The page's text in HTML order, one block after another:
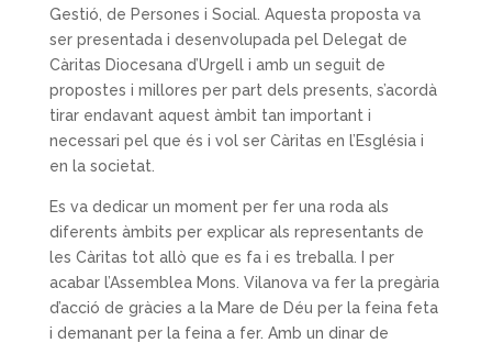
Gestió, de Persones i Social. Aquesta proposta va
ser presentada i desenvolupada pel Delegat de
Càritas Diocesana d’Urgell i amb un seguit de
propostes i millores per part dels presents, s’acordà
tirar endavant aquest àmbit tan important i
necessari pel que és i vol ser Càritas en l’Església i
en la societat.
Es va dedicar un moment per fer una roda als
diferents àmbits per explicar als representants de
les Càritas tot allò que es fa i es treballa. I per
acabar l’Assemblea Mons. Vilanova va fer la pregària
d’acció de gràcies a la Mare de Déu per la feina feta
i demanant per la feina a fer. Amb un dinar de